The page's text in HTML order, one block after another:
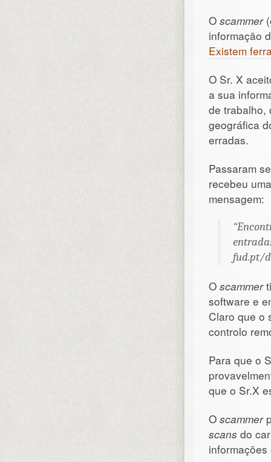
O scammer
informação
Existem
O Sr. X
a sua
de trabalho,
geográfica
erradas.
Passaram
recebeu
mensagem:
fud.pt/
O scammer
software e
Claro que o
controlo
Para que o
que o Sr.X
O scammer
scans do